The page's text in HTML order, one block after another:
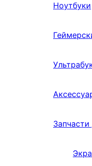
Ноутбуки